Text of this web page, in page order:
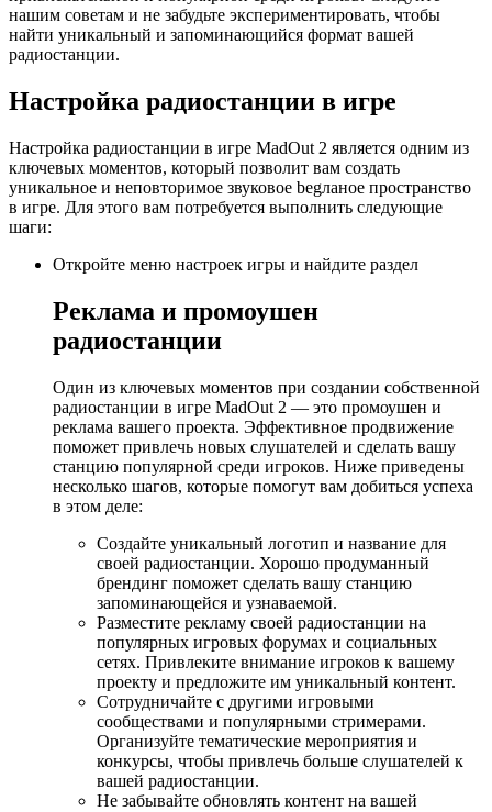
нашим советам и не забудьте экспериментировать, чтобы
найти уникальный и запоминающийся формат вашей
радиостанции.
Настройка радиостанции в игре
Настройка радиостанции в игре MadOut 2 является одним из
ключевых моментов, который позволит вам создать
уникальное и неповторимое звуковое begланое пространство
в игре. Для этого вам потребуется выполнить следующие
шаги:
Откройте меню настроек игры и найдите раздел
Реклама и промоушен
радиостанции
Один из ключевых моментов при создании собственной
радиостанции в игре MadOut 2 — это промоушен и
реклама вашего проекта. Эффективное продвижение
поможет привлечь новых слушателей и сделать вашу
станцию популярной среди игроков. Ниже приведены
несколько шагов, которые помогут вам добиться успеха
в этом деле:
Создайте уникальный логотип и название для
своей радиостанции. Хорошо продуманный
брендинг поможет сделать вашу станцию
запоминающейся и узнаваемой.
Разместите рекламу своей радиостанции на
популярных игровых форумах и социальных
сетях. Привлеките внимание игроков к вашему
проекту и предложите им уникальный контент.
Сотрудничайте с другими игровыми
сообществами и популярными стримерами.
Организуйте тематические мероприятия и
конкурсы, чтобы привлечь больше слушателей к
вашей радиостанции.
Не забывайте обновлять контент на вашей